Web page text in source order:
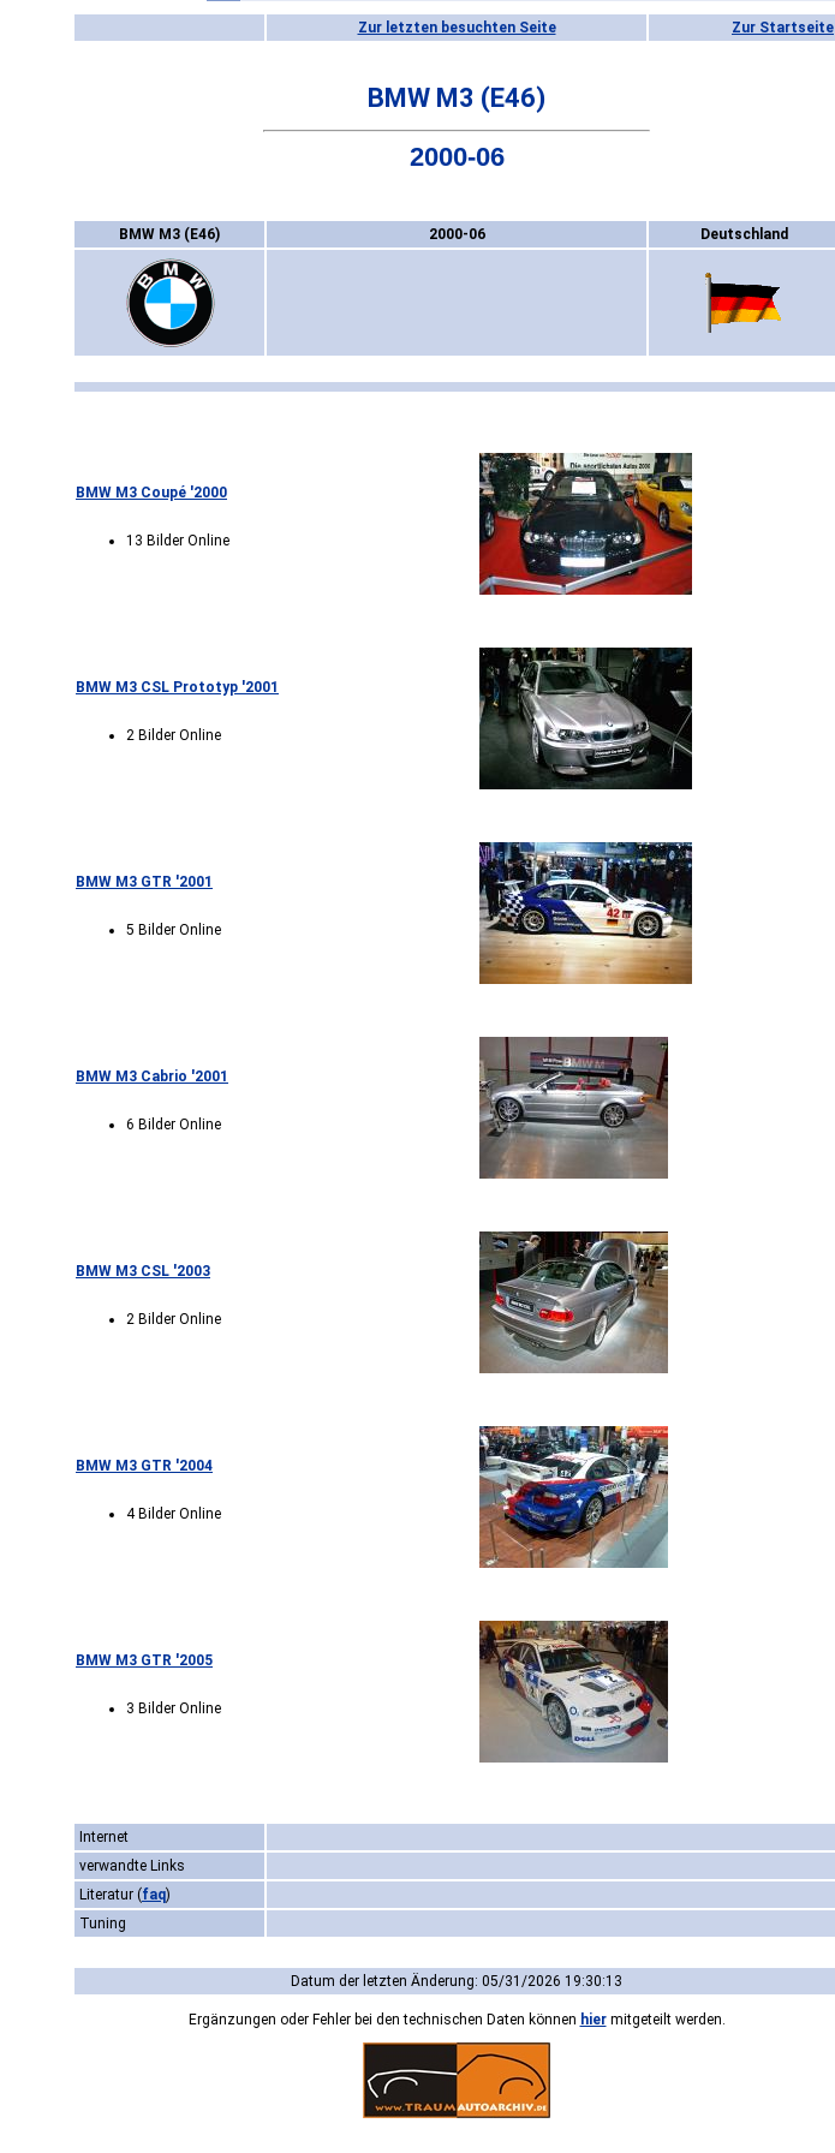
Zur letzten besuchten Seite Zur Startseite
BMW M3 (E46)
2000-06
BMW M3 (E46) 2000-06 Deutschland
BMW M3 Coupé '2000
13 Bilder Online
BMW M3 CSL Prototyp '2001
2 Bilder Online
BMW M3 GTR '2001
5 Bilder Online
BMW M3 Cabrio '2001
6 Bilder Online
BMW M3 CSL '2003
2 Bilder Online
BMW M3 GTR '2004
4 Bilder Online
BMW M3 GTR '2005
3 Bilder Online
Internet
verwandte Links
Literatur (faq)
Tuning
Datum der letzten Änderung: 05/31/2026 19:30:13
Ergänzungen oder Fehler bei den technischen Daten können hiermitgeteilt werden.